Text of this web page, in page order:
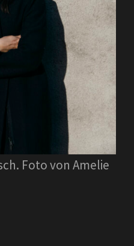
Foto von Amelie